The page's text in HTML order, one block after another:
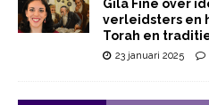
Gila Fine over
verleidsters en
Torah en
23 januari 2025